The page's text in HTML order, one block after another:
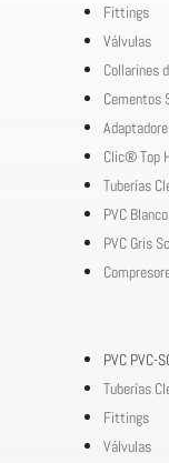
Fittings
Válvulas
Collarines
Cementos
Clic® Top
Tuberías
PVC Blanco
PVC Gris
PVC PVC-
Tuberías
Fittings
Válvulas